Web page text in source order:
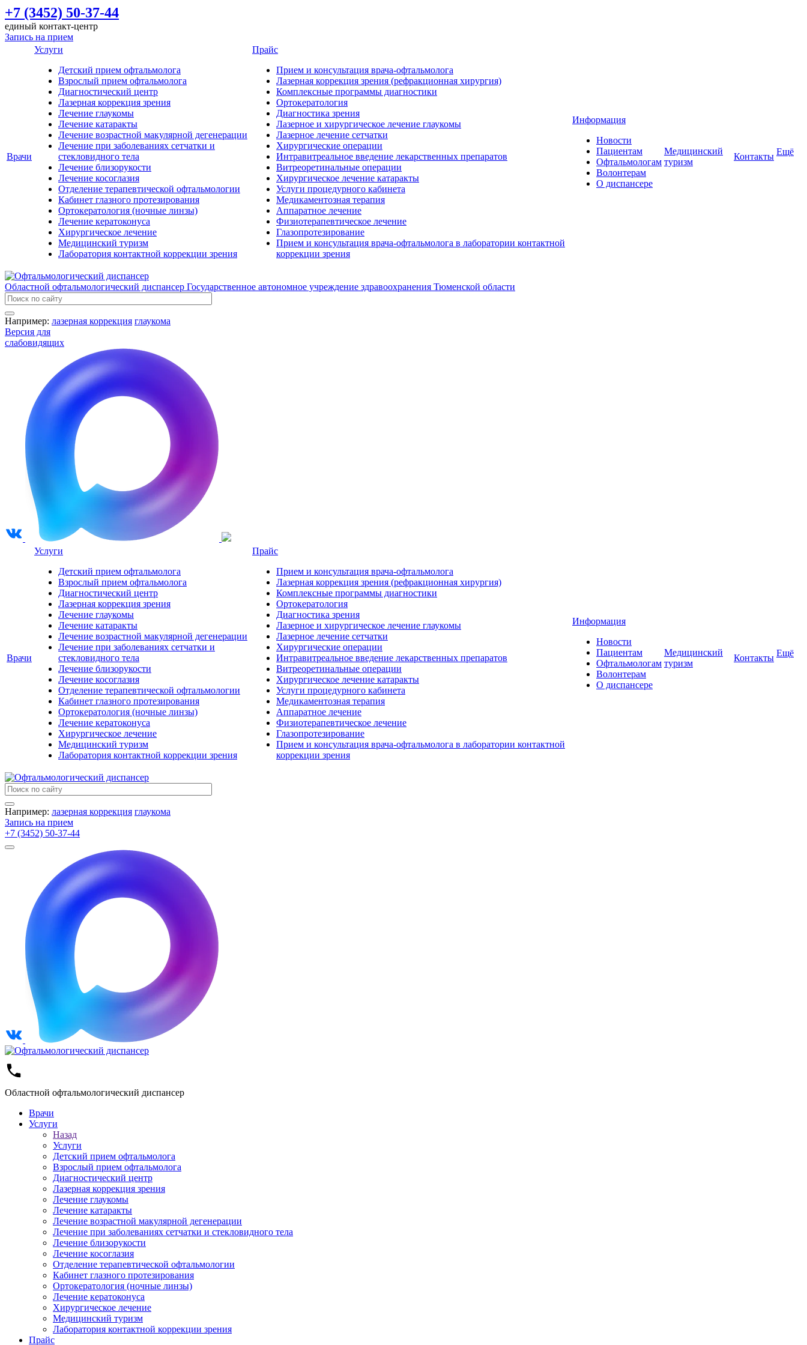
+7 (3452) 50-37-44
единый контакт-центр
Запись на прием
Врачи
Услуги
Детский прием офтальмолога
Взрослый прием офтальмолога
Диагностический центр
Лазерная коррекция зрения
Лечение глаукомы
Лечение катаракты
Лечение возрастной макулярной дегенерации
Лечение при заболеваниях сетчатки и
стекловидного тела
Лечение близорукости
Лечение косоглазия
Отделение терапевтической офтальмологии
Кабинет глазного протезирования
Ортокератология (ночные линзы)
Лечение кератоконуса
Хирургическое лечение
Медицинский туризм
Лаборатория контактной коррекции зрения
Прайс
Прием и консультация врача-офтальмолога
Лазерная коррекция зрения (рефракционная хирургия)
Комплексные программы диагностики
Ортокератология
Диагностика зрения
Лазерное и хирургическое лечение глаукомы
Лазерное лечение сетчатки
Хирургические операции
Интравитреальное введение лекарственных препаратов
Витреоретинальные операции
Хирургическое лечение катаракты
Услуги процедурного кабинета
Медикаментозная терапия
Аппаратное лечение
Физиотерапевтическое лечение
Глазопротезирование
Прием и консультация врача-офтальмолога в лаборатории контактной
коррекции зрения
Информация
Новости
Пациентам
Офтальмологам
Волонтерам
О диспансере
Медицинский
туризм
Контакты Ещё
Областной офтальмологический диспансер Государственное автономное учреждение здравоохранения Тюменской области
Например: лазерная коррекция глаукома
Версия для
слабовидящих
Врачи
Услуги
Детский прием офтальмолога
Взрослый прием офтальмолога
Диагностический центр
Лазерная коррекция зрения
Лечение глаукомы
Лечение катаракты
Лечение возрастной макулярной дегенерации
Лечение при заболеваниях сетчатки и
стекловидного тела
Лечение близорукости
Лечение косоглазия
Отделение терапевтической офтальмологии
Кабинет глазного протезирования
Ортокератология (ночные линзы)
Лечение кератоконуса
Хирургическое лечение
Медицинский туризм
Лаборатория контактной коррекции зрения
Прайс
Прием и консультация врача-офтальмолога
Лазерная коррекция зрения (рефракционная хирургия)
Комплексные программы диагностики
Ортокератология
Диагностика зрения
Лазерное и хирургическое лечение глаукомы
Лазерное лечение сетчатки
Хирургические операции
Интравитреальное введение лекарственных препаратов
Витреоретинальные операции
Хирургическое лечение катаракты
Услуги процедурного кабинета
Медикаментозная терапия
Аппаратное лечение
Физиотерапевтическое лечение
Глазопротезирование
Прием и консультация врача-офтальмолога в лаборатории контактной
коррекции зрения
Информация
Новости
Пациентам
Офтальмологам
Волонтерам
О диспансере
Медицинский
туризм
Контакты Ещё
Например: лазерная коррекция глаукома
Запись на прием
+7 (3452) 50-37-44
Областной офтальмологический диспансер
Врачи
Услуги
Назад
Услуги
Детский прием офтальмолога
Взрослый прием офтальмолога
Диагностический центр
Лазерная коррекция зрения
Лечение глаукомы
Лечение катаракты
Лечение возрастной макулярной дегенерации
Лечение при заболеваниях сетчатки и стекловидного тела
Лечение близорукости
Лечение косоглазия
Отделение терапевтической офтальмологии
Кабинет глазного протезирования
Ортокератология (ночные линзы)
Лечение кератоконуса
Хирургическое лечение
Медицинский туризм
Лаборатория контактной коррекции зрения
Прайс